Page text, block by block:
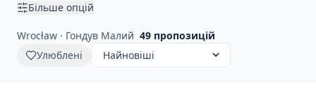
Більше опцій
Wrocław · Гондув Малий 49 пропозицій
Улюблені